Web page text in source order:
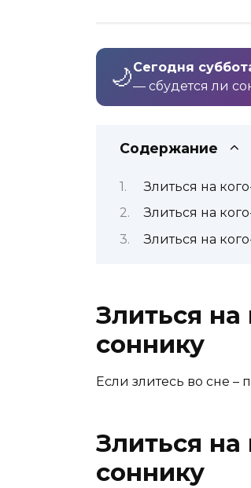
🌙Сегодня
— сбудется ли
Содержание
Злиться на
Злиться на
Злиться на
Злиться
соннику
Если злитесь во сне –
Злиться
соннику